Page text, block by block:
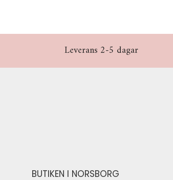
Leverans 2-5 dagar
BUTIKEN I NORSBORG